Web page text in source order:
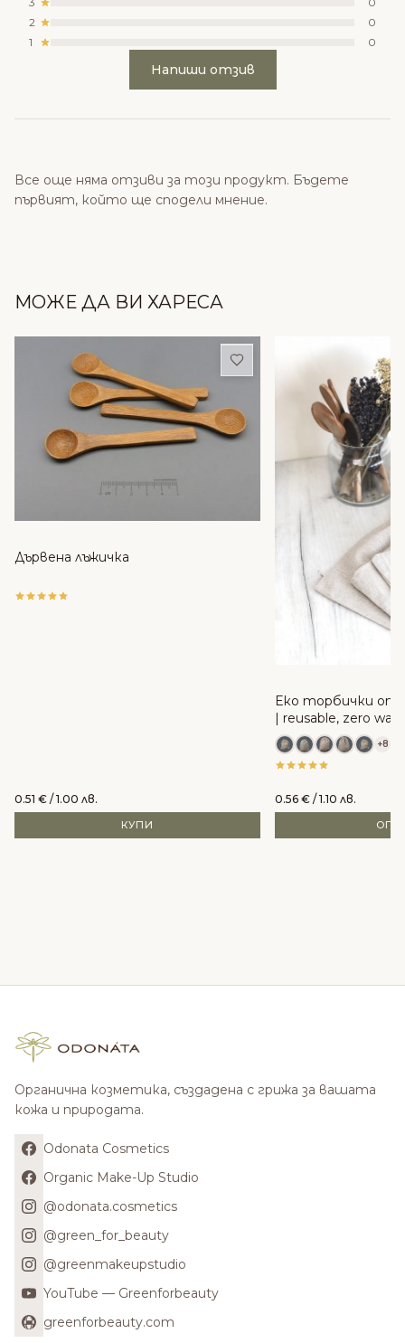
2
0
1
0
Напиши отзив
Все още няма отзиви за този продукт. Бъдете
първият, който ще сподели мнение.
МОЖЕ ДА ВИ ХАРЕСА
Добави в любими
Дървена лъжичка
0.51 € / 1.00 лв.
КУПИ
Еко торбички от
| reusable, zero
+8
0.56 € / 1.10 лв.
Органична козметика, създадена с грижа за вашата
кожа и природата.
Odonata Cosmetics
Organic Make-Up Studio
@odonata.cosmetics
@green_for_beauty
@greenmakeupstudio
YouTube — Greenforbeauty
greenforbeauty.com